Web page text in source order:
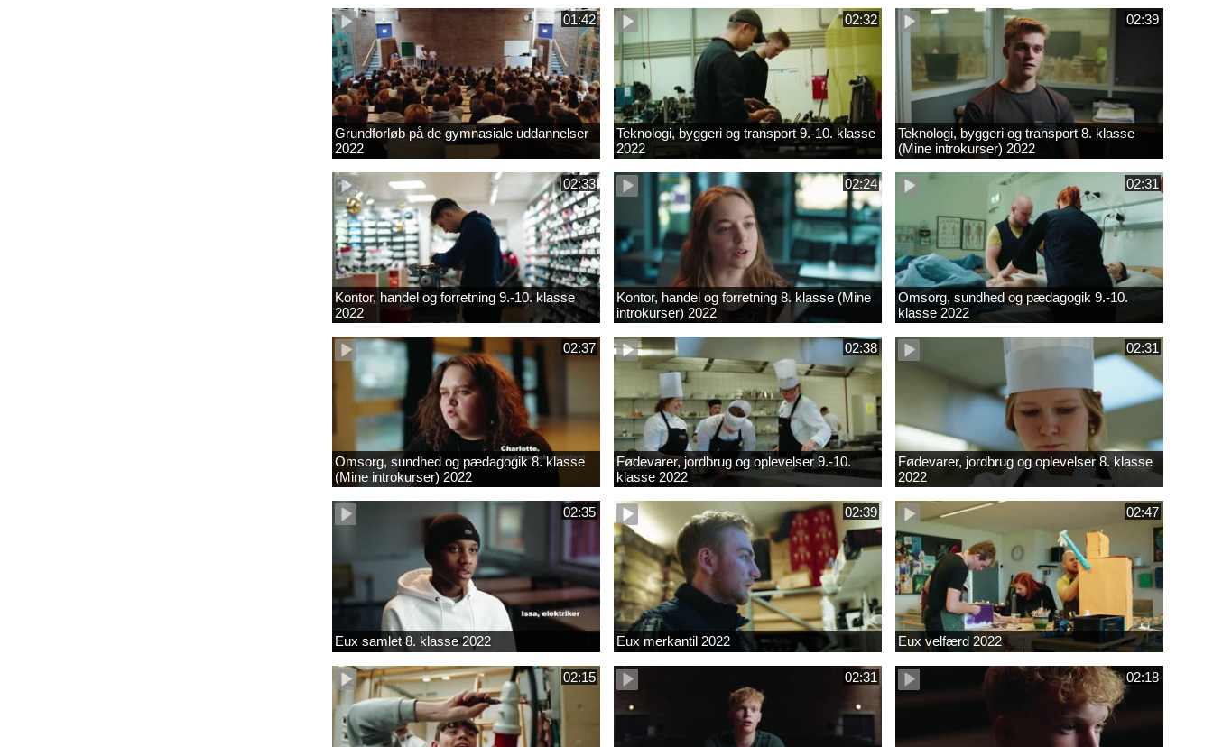
01:42
Grundforløb på de gymnasiale uddannelser
2022
02:32
Teknologi, byggeri og transport 9.-10. klasse
2022
02:39
Teknologi, byggeri og transport 8. klasse
(Mine introkurser) 2022
02:33
Kontor, handel og forretning 9.-10. klasse
2022
02:24
Kontor, handel og forretning 8. klasse (Mine
introkurser) 2022
02:31
Omsorg, sundhed og pædagogik 9.-10.
klasse 2022
02:37
Omsorg, sundhed og pædagogik 8. klasse
(Mine introkurser) 2022
02:38
Fødevarer, jordbrug og oplevelser 9.-10.
klasse 2022
02:31
Fødevarer, jordbrug og oplevelser 8. klasse
2022
02:35
Eux samlet 8. klasse 2022
02:39
Eux merkantil 2022
02:47
Eux velfærd 2022
02:15 02:31 02:18